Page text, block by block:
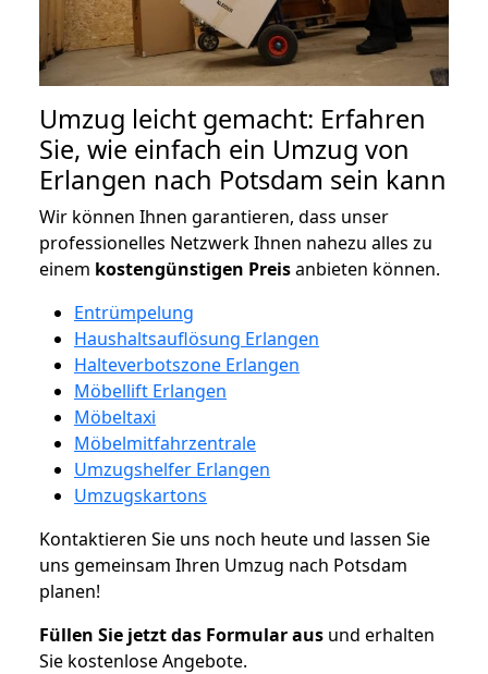
Umzug leicht gemacht: Erfahren
Sie, wie einfach ein Umzug von
Erlangen nach Potsdam sein kann
Wir können Ihnen garantieren, dass unser
professionelles Netzwerk Ihnen nahezu alles zu
einem kostengünstigen Preisanbieten können.
Entrümpelung
Haushaltsauflösung Erlangen
Halteverbotszone Erlangen
Möbellift Erlangen
Möbeltaxi
Möbelmitfahrzentrale
Umzugshelfer Erlangen
Umzugskartons
Kontaktieren Sie uns noch heute und lassen Sie
uns gemeinsam Ihren Umzug nach Potsdam
planen!
Füllen Sie jetzt das Formular aus und erhalten
Sie kostenlose Angebote.